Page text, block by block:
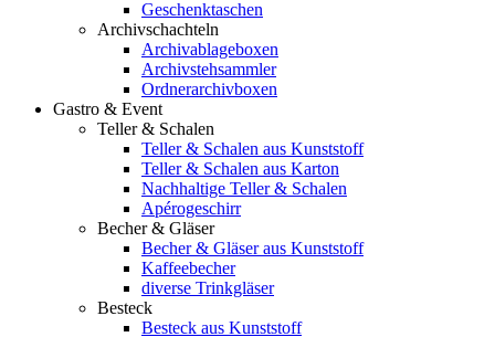
Geschenktaschen
Archivschachteln
Archivablageboxen
Archivstehsammler
Ordnerarchivboxen
Gastro & Event
Teller & Schalen
Teller & Schalen aus Kunststoff
Teller & Schalen aus Karton
Nachhaltige Teller & Schalen
Apérogeschirr
Becher & Gläser
Becher & Gläser aus Kunststoff
Kaffeebecher
diverse Trinkgläser
Besteck
Besteck aus Kunststoff